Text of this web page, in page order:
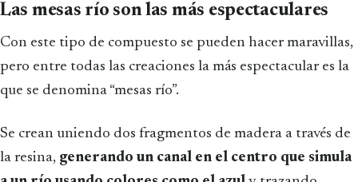
Las mesas río son las más espectaculares
Con este tipo de compuesto se pueden hacer maravillas,
pero entre todas las creaciones la más espectacular es la
que se denomina “mesas río”.
Se crean uniendo dos fragmentos de madera a través de
la resina, generando un canal en el centro que simula